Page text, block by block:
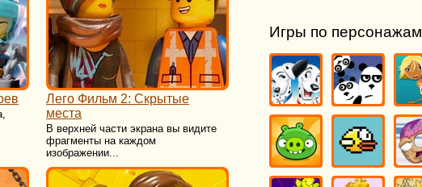
Лего Фильм 2: Скрытые
места
В верхней части экрана вы видите
фрагменты на каждом
изображении...
Игры по персонажам